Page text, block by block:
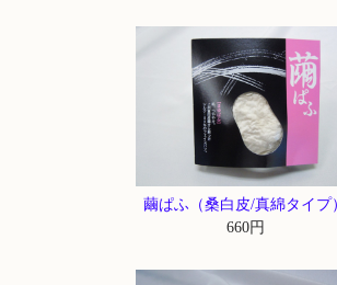
繭ぱふ（桑白皮/真綿タイプ
660円